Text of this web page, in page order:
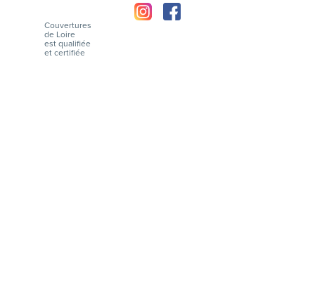
Couvertures
de Loire
est qualifiée
et certifiée